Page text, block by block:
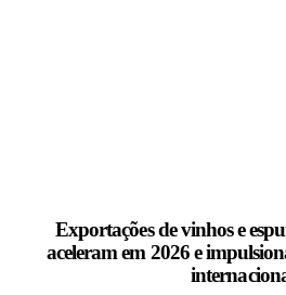
Exportações de vinhos e
aceleram em 2026 e